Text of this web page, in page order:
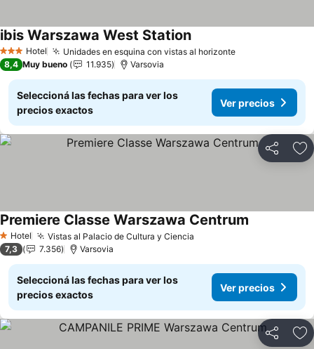
3 Estrellas
Hotel Unidades en esquina con vistas al horizonteVer precios
ibis Warszawa West StationVer precios
8,4 Muy bueno 11.935 Varsovia
Seleccioná las fechas para ver los
precios exactos
Ver precios
Compartir
1 Estrellas
Hotel Vistas al Palacio de Cultura y Ciencia
Premiere Classe Warszawa Centrum
7,3 7.356 Varsovia
Seleccioná las fechas para ver los
precios exactos
Ver precios
Compartir